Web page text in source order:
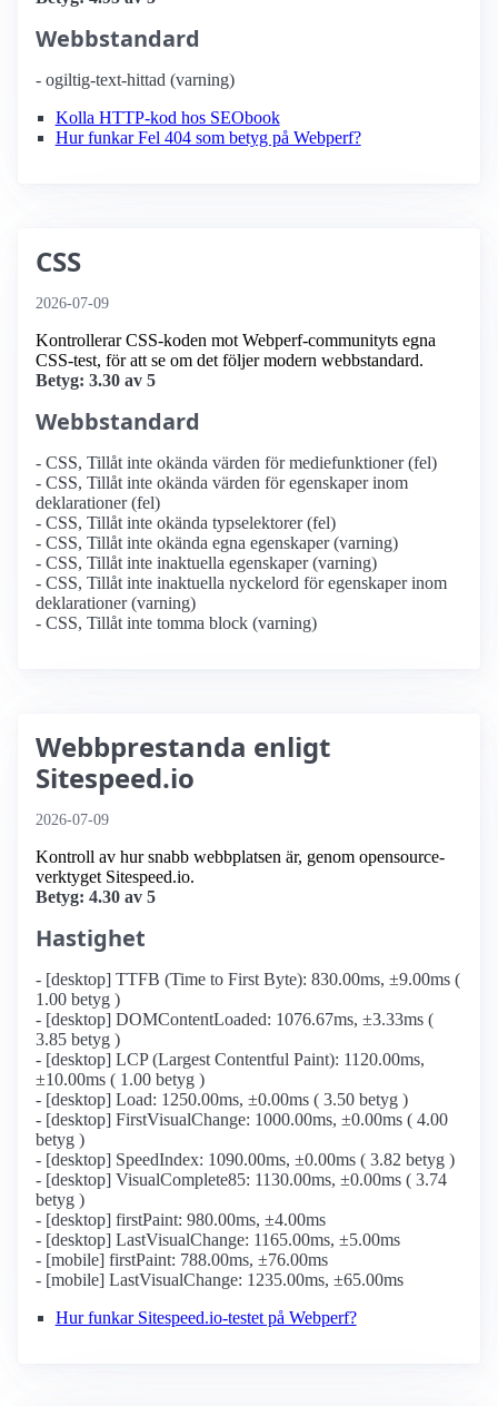
Webbstandard
- ogiltig-text-hittad (varning)
Kolla HTTP-kod hos SEObook
Hur funkar Fel 404 som betyg på Webperf?
CSS
2026-07-09
Kontrollerar CSS-koden mot Webperf-communityts egna
CSS-test, för att se om det följer modern webbstandard.
Betyg: 3.30 av 5
Webbstandard
- CSS, Tillåt inte okända värden för mediefunktioner (fel)
- CSS, Tillåt inte okända värden för egenskaper inom
deklarationer (fel)
- CSS, Tillåt inte okända typselektorer (fel)
- CSS, Tillåt inte okända egna egenskaper (varning)
- CSS, Tillåt inte inaktuella egenskaper (varning)
- CSS, Tillåt inte inaktuella nyckelord för egenskaper inom
deklarationer (varning)
- CSS, Tillåt inte tomma block (varning)
Webbprestanda enligt
Sitespeed.io
2026-07-09
Kontroll av hur snabb webbplatsen är, genom opensource-
verktyget Sitespeed.io.
Betyg: 4.30 av 5
Hastighet
- [desktop] TTFB (Time to First Byte): 830.00ms, ±9.00ms (
1.00 betyg )
- [desktop] DOMContentLoaded: 1076.67ms, ±3.33ms (
3.85 betyg )
- [desktop] LCP (Largest Contentful Paint): 1120.00ms,
±10.00ms ( 1.00 betyg )
- [desktop] Load: 1250.00ms, ±0.00ms ( 3.50 betyg )
- [desktop] FirstVisualChange: 1000.00ms, ±0.00ms ( 4.00
betyg )
- [desktop] SpeedIndex: 1090.00ms, ±0.00ms ( 3.82 betyg )
- [desktop] VisualComplete85: 1130.00ms, ±0.00ms ( 3.74
betyg )
- [desktop] firstPaint: 980.00ms, ±4.00ms
- [desktop] LastVisualChange: 1165.00ms, ±5.00ms
- [mobile] firstPaint: 788.00ms, ±76.00ms
- [mobile] LastVisualChange: 1235.00ms, ±65.00ms
Hur funkar Sitespeed.io-testet på Webperf?